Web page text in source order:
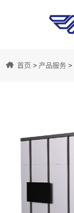
首页 > 产品服务 >